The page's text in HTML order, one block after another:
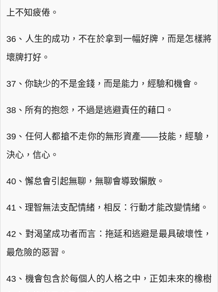
上不知疲倦。
36、人生的成功，不在於拿到一幅好牌，而是怎樣將
壞牌打好。
37、你缺少的不是金錢，而是能力，經驗和機會。
38、所有的抱怨，不過是逃避責任的藉口。
39、任何人都搶不走你的無形資產——技能，經驗，
決心，信心。
40、懈怠會引起無聊，無聊會導致懶散。
41、理智無法支配情緒，相反：行動才能改變情緒。
42、對渴望成功者而言：拖延和逃避是最具破壞性，
最危險的惡習。
43、機會包含於每個人的人格之中，正如未來的橡樹